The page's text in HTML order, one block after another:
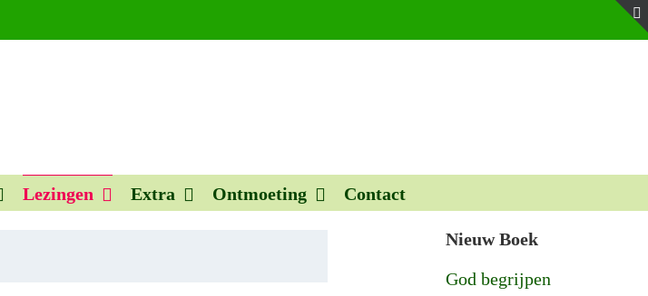
Lezingen Extra Ontmoeting Contact
Nieuw Boek
God begrijpen